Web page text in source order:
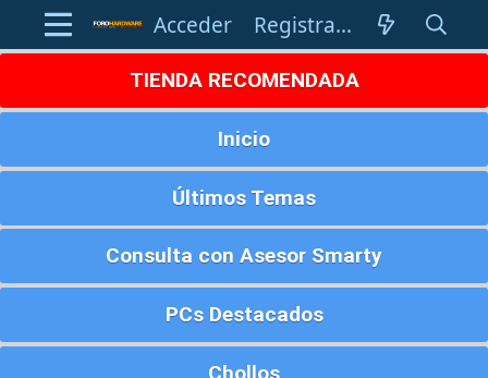
Acceder Registrarse
TIENDA RECOMENDADA
Inicio
Últimos Temas
Consulta con Asesor Smarty
PCs Destacados